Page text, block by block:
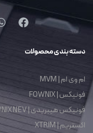
دسته بندی محصولات
ام وی ام | MVM
فونیکس | FOWNIX
فونیکس هیبریدی | FOWNIX NEV
اکستریم | XTRIM